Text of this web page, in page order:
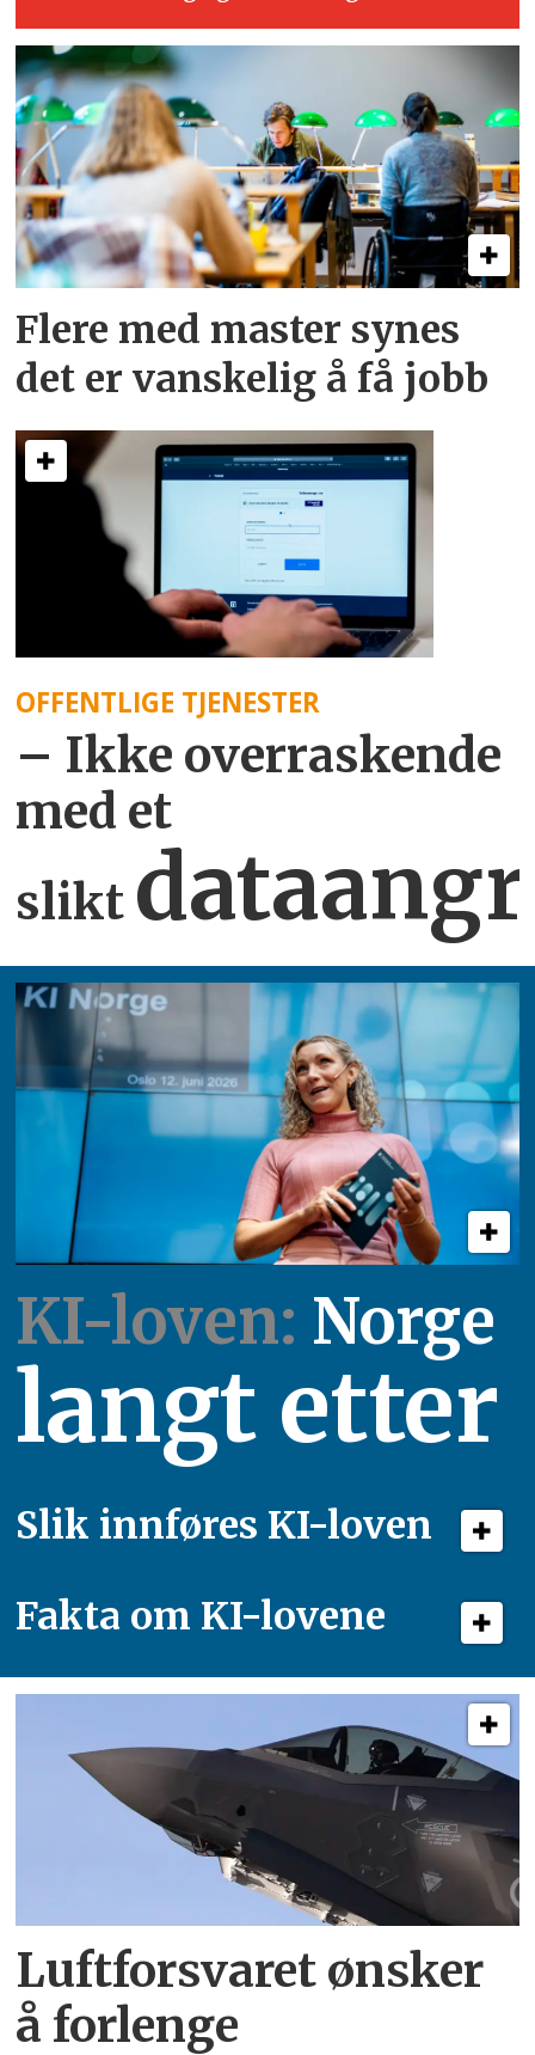
Flere med master synes
det er vanskelig å få jobb
OFFENTLIGE TJENESTER
– Ikke overraskende
med et
slikt
KI-loven: Norge
langt etter
Slik innføres KI-loven
Fakta om KI-lovene
Luftforsvaret ønsker
å forlenge